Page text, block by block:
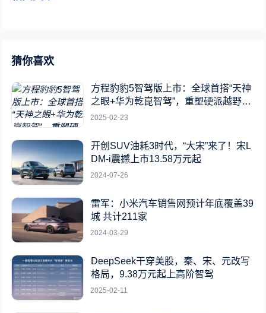
猜你喜欢
方程豹豹5智驾版上市：全球首搭“天神
之眼+华为乾崑智驾”，重塑硬派越野新
标杆
2025-02-23
开创SUV油耗3时代，“大宋”来了！宋L
DM-i震撼上市13.58万元起
2024-07-26
雷军：小米汽车销售网预计年底覆盖39
城 共计211家
2024-03-29
DeepSeek干穿美股，秦、宋、元改写
格局，9.38万元起上高阶智驾
2025-02-11